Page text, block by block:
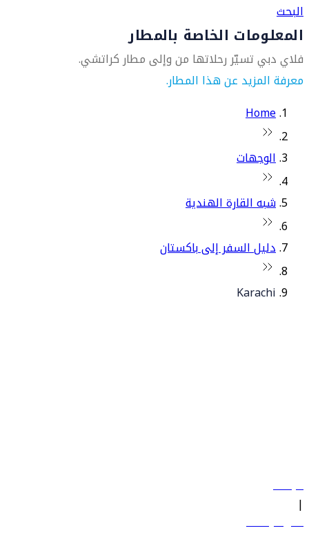
البحث
المعلومات الخاصة بالمطار
فلاي دبي تسيّر رحلاتها من وإلى مطار كراتشي.
معرفة المزيد عن هذا المطار.
Home
الوجهات
شبه القارة الهندية
دليل السفر إلى باكستان
Karachi
سياساتنا
|
الشروط والأحكام